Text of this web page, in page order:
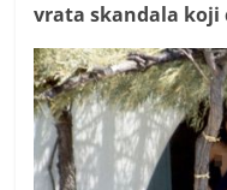
vrata skandala koji